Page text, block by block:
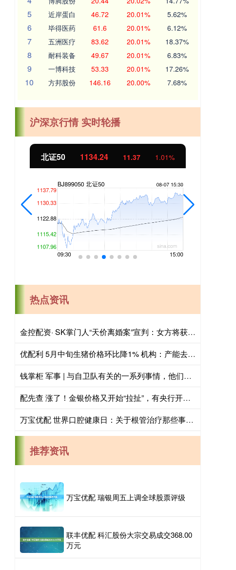
5 近岸蛋白 46.72 20.01% 5.62%
6 毕得医药 61.6 20.01% 6.12%
7 五洲医疗 83.62 20.01% 18.37%
8 耐科装备 49.67 20.01% 6.83%
9 一博科技 53.33 20.01% 17.26%
10 方邦股份 146.16 20.00% 7.68%
沪深京行情 实时轮播
北证50 1134.24 11.37 1.01%
热点资讯
金控配资· SK掌门人“天价离婚案”宣判：女方将获得9440亿韩元财产！
优配利 5月中旬生猪价格环比降1% 机构：产能去化有望加速
钱掌柜 军事 | 与自卫队有关的一系列事情，他们不是普通地刷存在感！
配先查 涨了！金银价格又开始“拉扯”，有央行开始考虑抛售部分黄金储备
万宝优配 世界口腔健康日：关于根管治疗那些事儿，专家来答疑
推荐资讯
万宝优配 瑞银周五上调全球股票评级
联丰优配 科汇股份大宗交易成交368.00
万元